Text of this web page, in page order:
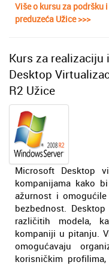
Više o kursu za podršku
preduzeća Užice >>>
Kurs za
Desktop
R2 Užice
Microsoft Desktop
kompanijama kako
ažurnost i
bezbednost.
različitih modela,
kompaniji u pitanju.
omogućavaju
korisničkim